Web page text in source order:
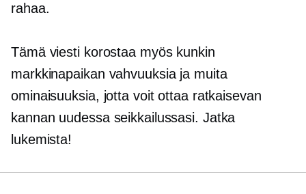
rahaa.
Tämä viesti korostaa myös kunkin
markkinapaikan vahvuuksia ja muita
ominaisuuksia, jotta voit ottaa ratkaisevan
kannan uudessa seikkailussasi. Jatka
lukemista!